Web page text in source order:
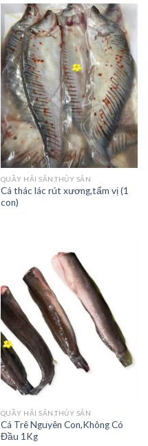
QUẦY HẢI SẢN,THỦY SẢN
Cá thác lác rút xương,tẩm vị (1
con)
QUẦY HẢI SẢN,THỦY SẢN
Cá Trê Nguyên Con,Không Có
Đầu 1Kg